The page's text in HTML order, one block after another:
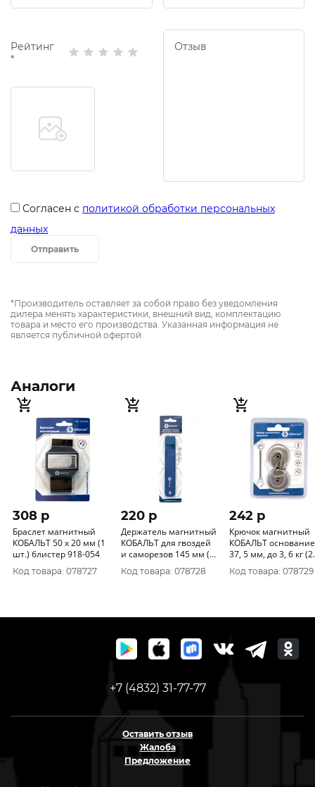
Рейтинг
*
Согласен с политикой обработки персональных
данных
Отправить
*Производитель оставляет за собой право без уведомления
дилера менять характеристики, внешний вид, комплектацию
товара и место его производства. Указанная информация не
является публичной офертой
Аналоги
308 p
Браслет магнитный
КОБАЛЬТ 50 x 20 мм (1
шт.) блистер 918-054
Код товара: 078727
220 p
Держатель магнитный
КОБАЛЬТ для гвоздей
и саморезов 145 мм (1
шт.) блистер 918-061
Код товара: 078728
242 p
Крючок магнитный
КОБАЛЬТ основание
37, 5 мм, до 3, 6 кг (2
шт.) блистер 918-
Код товара: 078729
+7 (4832) 31-77-77
Оставить отзыв
Жалоба
Предложение